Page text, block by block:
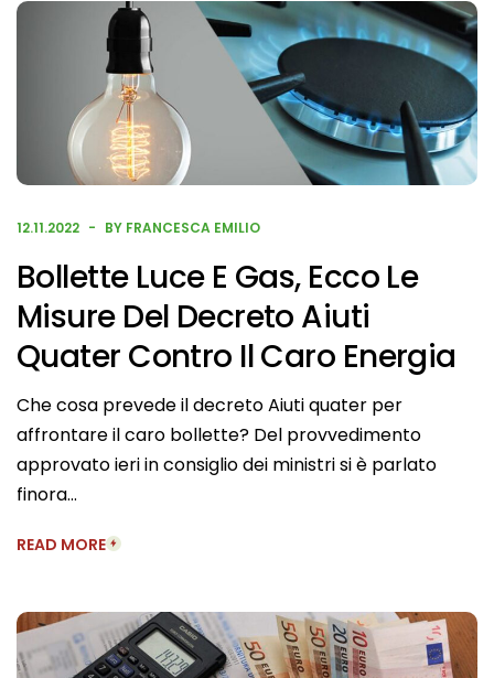
12.11.2022 BY FRANCESCA EMILIO
Bollette Luce E Gas, Ecco Le
Misure Del Decreto Aiuti
Quater Contro Il Caro Energia
Che cosa prevede il decreto Aiuti quater per
affrontare il caro bollette? Del provvedimento
approvato ieri in consiglio dei ministri si è parlato
finora…
READ MORE